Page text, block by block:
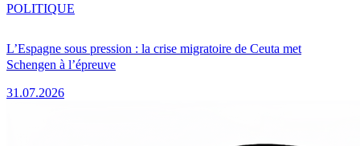
L’Espagne sous pression : la crise migratoire de Ceuta met
Schengen à l’épreuve
31.07.2026
POLITIQUE